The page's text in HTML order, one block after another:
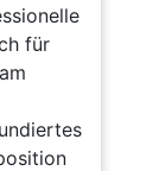
für